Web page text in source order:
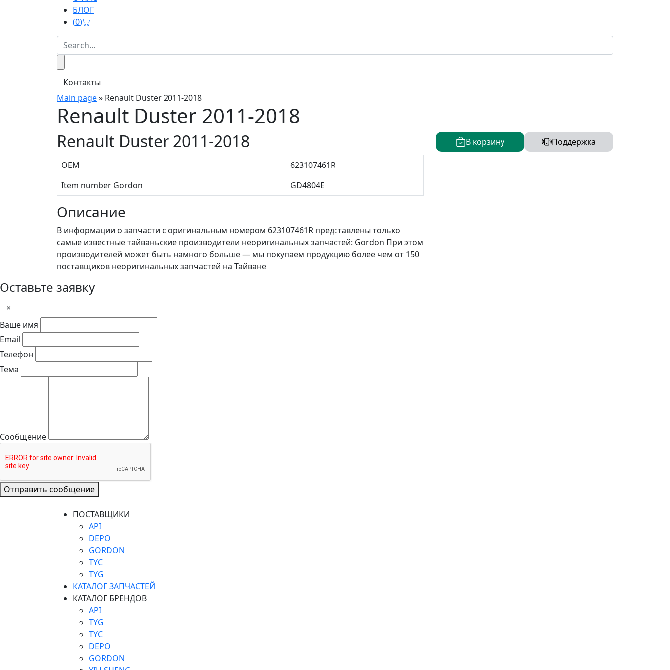
БЛОГ
(0)
Контакты
Main page» Renault Duster 2011-2018
Renault Duster 2011-2018
В корзину Поддержка
Renault Duster 2011-2018
OEM
623107461R
Item number Gordon
GD4804E
Описание
В информации о запчасти с оригинальным номером 623107461R представлены только
самые известные тайваньские производители неоригинальных запчастей: Gordon При этом
производителей может быть намного больше — мы покупаем продукцию более чем от 150
поставщиков неоригинальных запчастей на Тайване
Оставьте заявку
×
Ваше имя
Email
Телефон
Тема
Сообщение
Отправить сообщение
ПОСТАВЩИКИ
API
DEPO
GORDON
TYC
TYG
КАТАЛОГ ЗАПЧАСТЕЙ
КАТАЛОГ БРЕНДОВ
API
TYG
TYC
DEPO
GORDON